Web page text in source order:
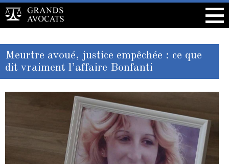
Meurtre avoué, justice empêchée : ce que
dit vraiment l’affaire Bonfanti